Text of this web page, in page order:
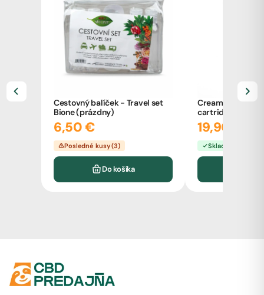
Cestovný balíček - Travel set
Bione (prázdny)
6,50 €
Posledné kusy (3)
Do košíka
Cream Vanilla
cartridge LITE
CBDpredajňa
19,90 €
Skladom